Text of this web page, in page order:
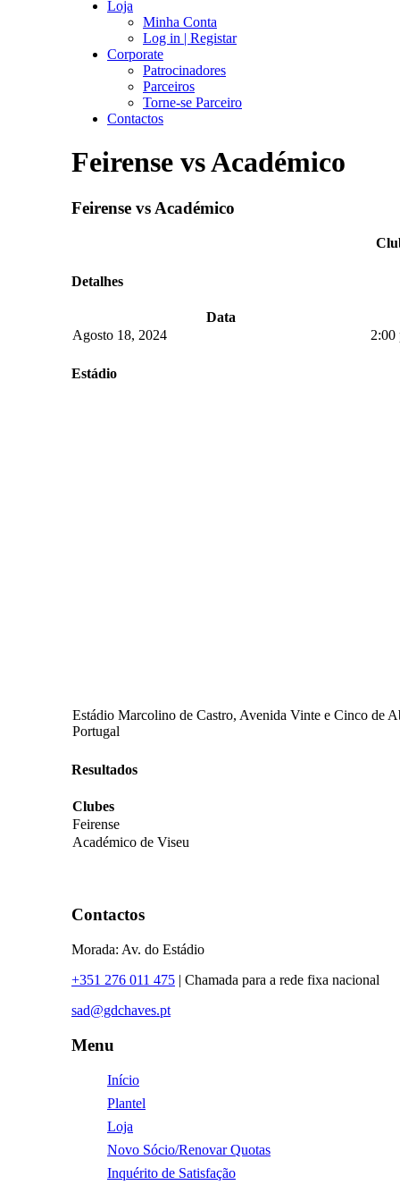
Loja
Minha Conta
Log in | Registar
Corporate
Patrocinadores
Parceiros
Torne-se Parceiro
Contactos
Feirense vs Académico
Feirense vs Académico
Detalhes
Data
Agosto 18, 2024
2:00
Estádio
Estádio Marcolino de Castro, Avenida Vinte e Cinco de
Portugal
Resultados
Clubes
Feirense
Académico de Viseu
Contactos
Morada: Av. do Estádio
+351 276 011 475 | Chamada para a rede fixa nacional
sad@gdchaves.pt
Menu
Início
Plantel
Loja
Novo Sócio/Renovar Quotas
Inquérito de Satisfação